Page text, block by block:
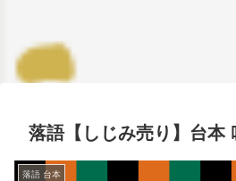
落語【しじみ売り】台本
落語 台本